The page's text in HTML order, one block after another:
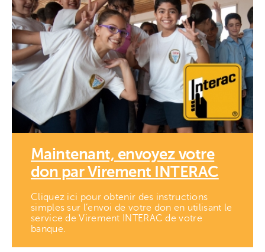
Maintenant, envoyez votre
don par Virement INTERAC
Cliquez ici pour obtenir des instructions
simples sur l’envoi de votre don en utilisant le
service de Virement INTERAC de votre
banque.